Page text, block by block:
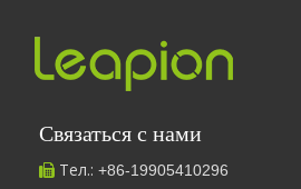
3. Применение волоконно-лазерной резки машины в листовой промышленности
Связаться с нами
 Тел.: +86-19905410296